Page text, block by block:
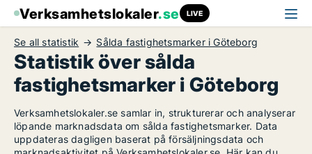
Verksamhetslokaler.se LIVE
Se all statistik Sålda fastighetsmarker i Göteborg
Statistik över sålda
fastighetsmarker i Göteborg
Verksamhetslokaler.se samlar in, strukturerar och analyserar
löpande marknadsdata om sålda fastighetsmarker. Data
uppdateras dagligen baserat på försäljningsdata och